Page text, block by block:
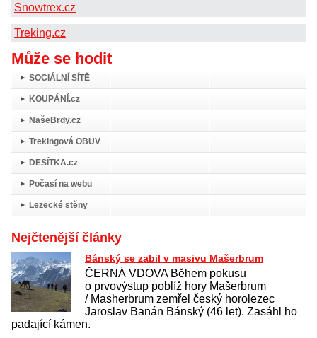
Snowtrex.cz
Treking.cz
Může se hodit
SOCIÁLNÍ SÍTĚ
KOUPÁNÍ.cz
NašeBrdy.cz
Trekingová OBUV
DESÍTKA.cz
Počasí na webu
Lezecké stěny
Nejčtenější články
Bánský se zabil v masivu Mašerbrum
ČERNÁ VDOVA Během pokusu
o prvovýstup poblíž hory Mašerbrum
/ Masherbrum zemřel český horolezec
Jaroslav Banán Bánský (46 let). Zasáhl ho
padající kámen.